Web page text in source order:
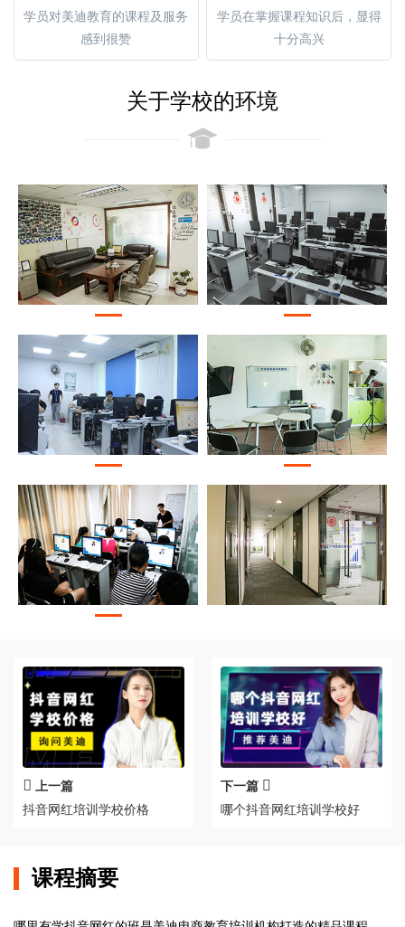
学员对美迪教育的课程及服务
感到很赞
学员在掌握课程知识后，显得
十分高兴
关于学校的环境
上一篇
抖音网红培训学校价格
下一篇
哪个抖音网红培训学校好
课程摘要